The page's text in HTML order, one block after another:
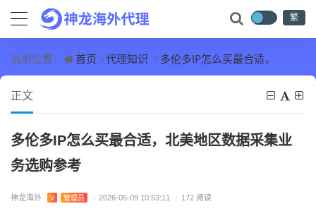
繁
当前位置： 首页 代理知识 多伦多IP怎么买最合适，北美地区数据采集业务选购参考
正文
多伦多IP怎么买最合适，北美地区数据采集业
务选购参考
神龙海外 V 管理员 / 2026-05-09 10:53:11 / 172 阅读